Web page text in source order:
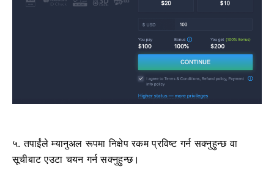
५. तपाईंले म्यानुअल रूपमा निक्षेप रकम प्रविष्ट गर्न सक्नुहुन्छ वा
सूचीबाट एउटा चयन गर्न सक्नुहुन्छ।